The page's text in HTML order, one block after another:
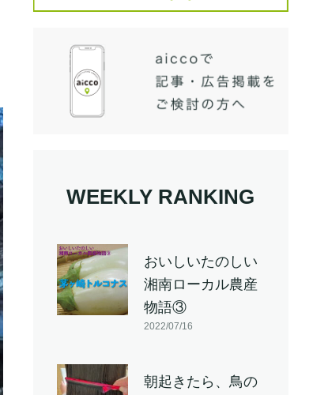
WEEKLY RANKING
おいしいたのしい
湘南ローカル農産
物語③
2022/07/16
朝起きたら、鳥の